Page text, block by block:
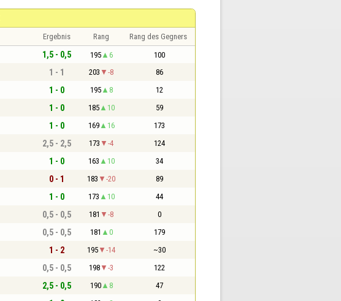
Ergebnis Rang Rang des Gegners
1,5 - 0,5 195 6 100
1 - 1 203 -8 86
1 - 0 195 8 12
1 - 0 185 10 59
1 - 0 169 16 173
2,5 - 2,5 173 -4 124
1 - 0 163 10 34
0 - 1 183 -20 89
1 - 0 173 10 44
0,5 - 0,5 181 -8 0
0,5 - 0,5 181 0 179
1 - 2 195 -14 ~30
0,5 - 0,5 198 -3 122
2,5 - 0,5 190 8 47